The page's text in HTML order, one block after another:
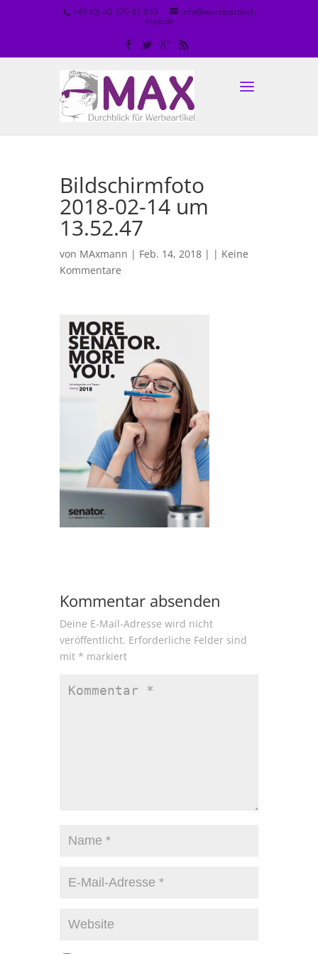
+49 (0) 40 370 82 863 info@werbeartikel-
max.de
Bildschirmfoto
2018-02-14 um
13.52.47
von MAxmann | Feb. 14, 2018 | | Keine
Kommentare
Kommentar absenden
Deine E-Mail-Adresse wird nicht
veröffentlicht. Erforderliche Felder sind
mit * markiert